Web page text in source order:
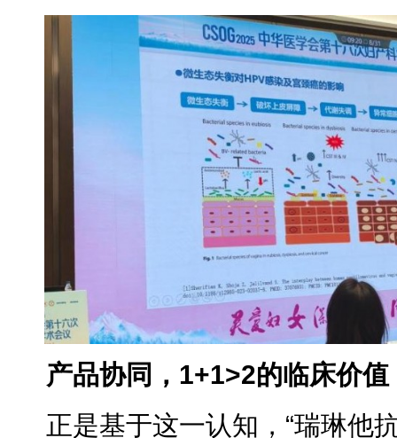
产品协同，1+1>2的临床价值
正是基于这一认知，“瑞琳他